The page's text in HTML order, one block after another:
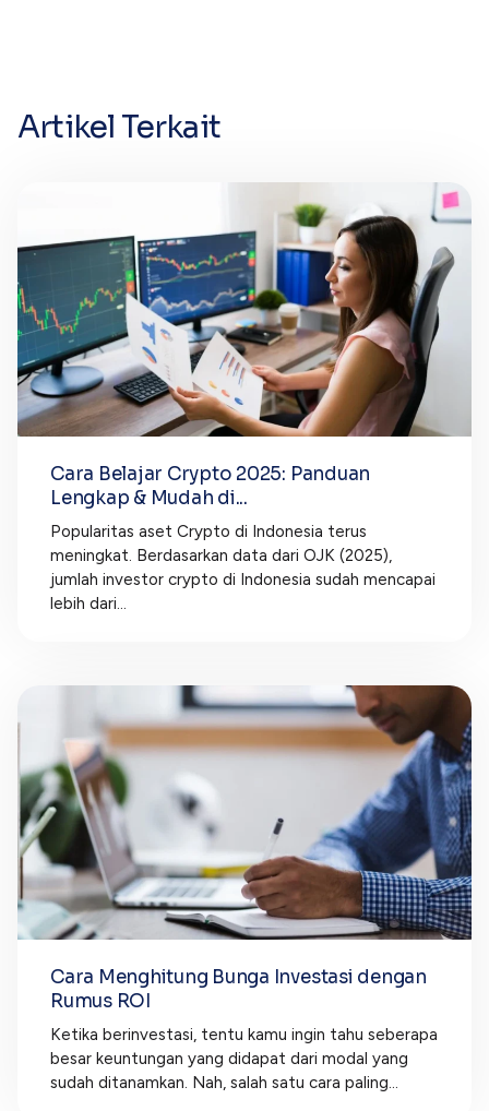
Artikel Terkait
Cara Belajar Crypto 2025: Panduan
Lengkap & Mudah di...
Popularitas aset Crypto di Indonesia terus
meningkat. Berdasarkan data dari OJK (2025),
jumlah investor crypto di Indonesia sudah mencapai
lebih dari...
Cara Menghitung Bunga Investasi dengan
Rumus ROI
Ketika berinvestasi, tentu kamu ingin tahu seberapa
besar keuntungan yang didapat dari modal yang
sudah ditanamkan. Nah, salah satu cara paling...